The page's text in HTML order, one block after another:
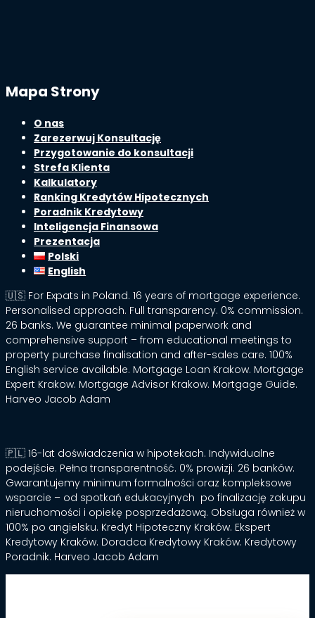
Mapa Strony
O nas
Zarezerwuj Konsultację
Przygotowanie do konsultacji
Strefa Klienta
Kalkulatory
Ranking Kredytów Hipotecznych
Poradnik Kredytowy
Inteligencja Finansowa
Prezentacja
Polski
English
🇺🇸 For Expats in Poland. 16 years of mortgage experience.
Personalised approach. Full transparency. 0% commission.
26 banks. We guarantee minimal paperwork and
comprehensive support – from educational meetings to
property purchase finalisation and after-sales care. 100%
English service available. Mortgage Loan Krakow. Mortgage
Expert Krakow. Mortgage Advisor Krakow. Mortgage Guide.
Harveo Jacob Adam
🇵🇱 16-lat doświadczenia w hipotekach. Indywidualne
podejście. Pełna transparentność. 0% prowizji. 26 banków.
Gwarantujemy minimum formalności oraz kompleksowe
wsparcie – od spotkań edukacyjnych po finalizację zakupu
nieruchomości i opiekę posprzedażową. Obsługa również w
100% po angielsku. Kredyt Hipoteczny Kraków. Ekspert
Kredytowy Kraków. Doradca Kredytowy Kraków. Kredytowy
Poradnik. Harveo Jacob Adam